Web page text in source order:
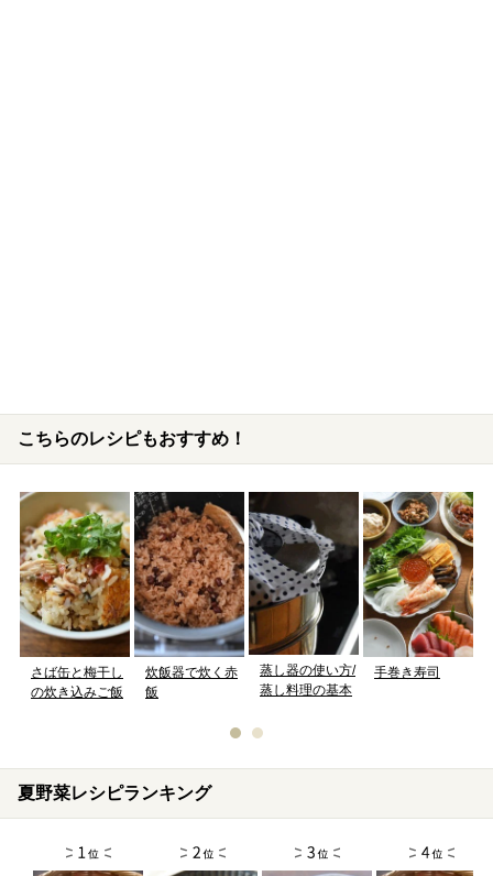
こちらのレシピもおすすめ！
さば缶と梅干し
の炊き込みご飯
炊飯器で炊く赤
飯
蒸し器の使い方/
蒸し料理の基本
手巻き寿司
夏野菜レシピランキング